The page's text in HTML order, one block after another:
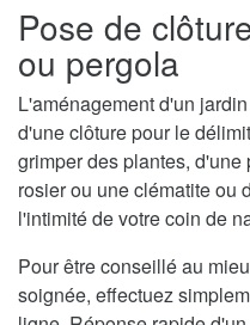
Pose de
ou pergola
L'aménagement d'un
d'une clôture pour le
grimper des plantes,
rosier ou une clématite ou
l'intimité de votre coin de
Pour être conseillé au
soignée, effectuez